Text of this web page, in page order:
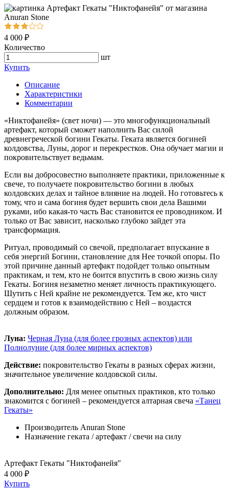
4 000 ₽
Количество
шт
Купить
Описание
Характеристики
Комментарии
«Никтофанейя» (свет ночи) — это многофункциональный
артефакт, который сможет наполнить Вас силой
древнегреческой богини Гекаты. Геката является богиней
колдовства, Луны, дорог и перекрестков. Она обучает магии и
покровительствует ведьмам.
Если вы добросовестно выполняете практики, приложенные к
свече, то получаете покровительство богини в любых
колдовских делах и тайное влияние на людей. Но готовьтесь к
тому, что и сама богиня будет вершить свои дела Вашими
руками, ибо какая-то часть Вас становится ее проводником. И
только от Вас зависит, насколько глубоко зайдет эта
трансформация.
Ритуал, проводимый со свечой, предполагает впускание в
себя энергий Богини, становление для Нее точкой опоры. По
этой причине данный артефакт подойдет только опытным
практикам, и тем, кто не боится впустить в свою жизнь силу
Гекаты. Богиня незаметно меняет личность практикующего.
Шутить с Ней крайне не рекомендуется. Тем же, кто чист
сердцем и готов к взаимодействию с Ней – воздастся
должным образом.
Луна: Черная Луна (для более грозных аспектов) или
Полнолуние (для более мирных аспектов)
Действие: покровительство Гекаты в разных сферах жизни,
значительное увеличение колдовской силы.
Дополнительно: Для менее опытных практиков, кто только
знакомится с богиней – рекомендуется алтарная свеча «Танец
Гекаты»
Производитель Anuran Stone
Назначение геката / артефакт / свечи на силу
Артефакт Гекаты "Никтофанейя"
4 000 ₽
Купить